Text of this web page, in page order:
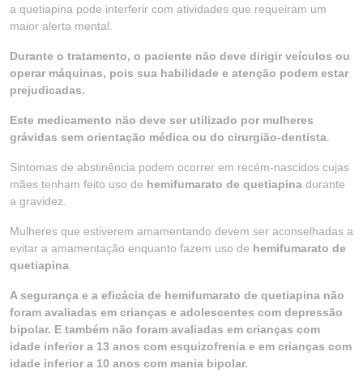
a quetiapina pode interferir com atividades que requeiram um
maior alerta mental.
Durante o tratamento, o paciente não deve dirigir veículos ou
operar máquinas, pois sua habilidade e atenção podem estar
prejudicadas.
Este medicamento não deve ser utilizado por mulheres
grávidas sem orientação médica ou do cirurgião-dentista
Sintomas de abstinência podem ocorrer em recém-nascidos cujas
mães tenham feito uso de hemifumarato de quetiapina durante
a gravidez.
Mulheres que estiverem amamentando devem ser aconselhadas a
evitar a amamentação enquanto fazem uso de hemifumarato de
quetiapina
A segurança e a eficácia de hemifumarato de quetiapina não
foram avaliadas em crianças e adolescentes com depressão
bipolar. E também não foram avaliadas em crianças com
idade inferior a 13 anos com esquizofrenia e em crianças com
idade inferior a 10 anos com mania bipolar.